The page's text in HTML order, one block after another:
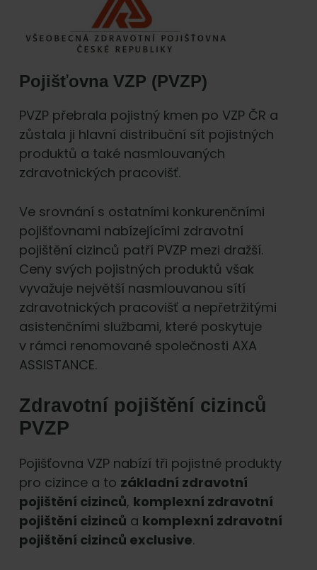
Pojišťovna VZP (PVZP)
PVZP přebrala pojistný kmen po VZP ČR a
zůstala ji hlavní distribuční sít pojistných
produktů a také nasmlouvaných
zdravotnických pracovišť.
Ve srovnání s ostatními konkurenčními
pojišťovnami nabízejícími zdravotní
pojištění cizinců patří PVZP mezi dražší.
Ceny svých pojistných produktů však
vyvažuje největší nasmlouvanou sítí
zdravotnických pracovišť a nepřetržitými
asistenčními službami, které poskytuje
v rámci renomované společnosti AXA
ASSISTANCE.
Zdravotní pojištění cizinců
PVZP
Pojišťovna VZP nabízí tři pojistné produkty
pro cizince a to základní zdravotní
pojištění cizinců, komplexní zdravotní
pojištění cizinců a komplexní zdravotní
pojištění cizinců exclusive.